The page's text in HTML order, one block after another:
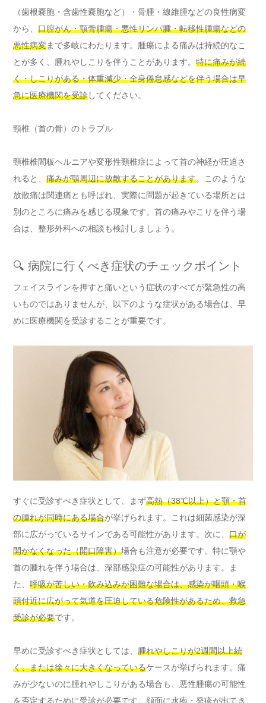
（歯根嚢胞・含歯性嚢胞など）・骨腫・線維腫などの良性病変
から、 口腔がん・顎骨腫瘍・悪性リンパ腫・転移性腫瘍などの
悪性病変まで多岐にわたります。腫瘍による痛みは持続的なこ
とが多く、腫れやしこりを伴うことがあります。 特に痛みが続
く・しこりがある・体重減少・全身倦怠感などを伴う場合は早
急に医療機関を受診してください。
頸椎（首の骨）のトラブル
頸椎椎間板ヘルニアや変形性頸椎症によって首の神経が圧迫さ
れると、 痛みが顎周辺に放散することがあります。このような
放散痛は関連痛とも呼ばれ、実際に問題が起きている場所とは
別のところに痛みを感じる現象です。首の痛みやこりを伴う場
合は、整形外科への相談も検討しましょう。
🔍 病院に行くべき症状のチェックポイント
フェイスラインを押すと痛いという症状のすべてが緊急性の高
いものではありませんが、以下のような症状がある場合は、早
めに医療機関を受診することが重要です。
すぐに受診すべき症状として、まず高熱（38℃以上）と顎・首
の腫れが同時にある場合が挙げられます。これは細菌感染が深
部に広がっているサインである可能性があります。次に、 口が
開かなくなった（開口障害）場合も注意が必要です。特に顎や
首の腫れを伴う場合は、深部感染症の可能性があります。ま
た、 呼吸が苦しい・飲み込みが困難な場合は、感染が咽頭・喉
頭付近に広がって気道を圧迫している危険性があるため、救急
受診が必要です。
早めに受診すべき症状としては、 腫れやしこりが2週間以上続
く、または徐々に大きくなっているケースが挙げられます。痛
みが少ないのに腫れやしこりがある場合も、悪性腫瘍の可能性
を否定するために受診が必要です。顔面に水疱・発疹が出てき